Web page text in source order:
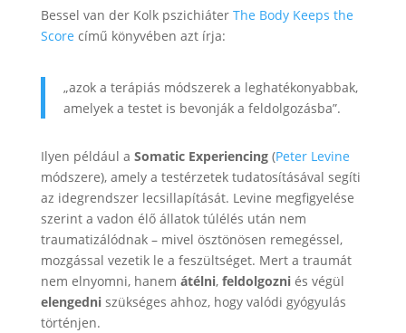
Bessel van der Kolk pszichiáter The Body Keeps the
Score című könyvében azt írja:
„azok a terápiás módszerek a leghatékonyabbak,
amelyek a testet is bevonják a feldolgozásba”.
Ilyen például a Somatic Experiencing(Peter Levine
módszere), amely a testérzetek tudatosításával segíti
az idegrendszer lecsillapítását. Levine megfigyelése
szerint a vadon élő állatok túlélés után nem
traumatizálódnak – mivel ösztönösen remegéssel,
mozgással vezetik le a feszültséget. Mert a traumát
nem elnyomni, hanem átélni, feldolgozni és végül
elengedni szükséges ahhoz, hogy valódi gyógyulás
történjen.